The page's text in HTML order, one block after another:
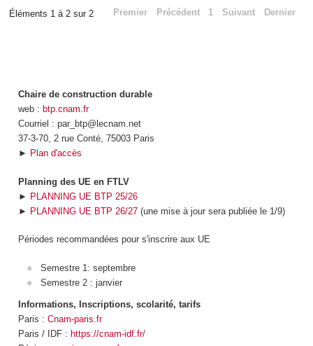
Éléments 1 à 2 sur 2 Premier Précédent 1 Suivant Dernier
Chaire de construction durable
web : btp.cnam.fr
Courriel : par_btp@lecnam.net
37-3-70, 2 rue Conté, 75003 Paris
► Plan d'accès
Planning des UE en FTLV
► PLANNING UE BTP 25/26
► PLANNING UE BTP 26/27(une mise à jour sera publiée le 1/9)
Périodes recommandées pour s'inscrire aux UE
Semestre 1: septembre
Semestre 2 : janvier
Informations, Inscriptions, scolarité, tarifs
Paris : Cnam-paris.fr
Paris / IDF : https://cnam-idf.fr/